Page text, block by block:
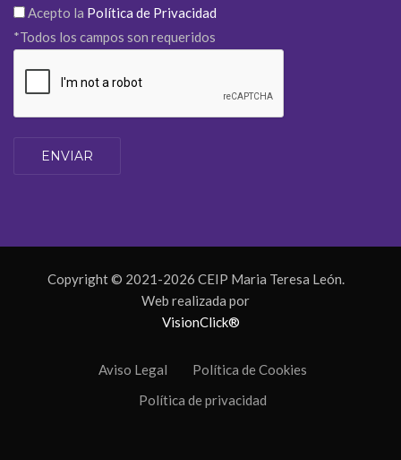
Acepto la Política de Privacidad
*Todos los campos son requeridos
ENVIAR
Copyright © 2021-2026 CEIP Maria Teresa León.
Web realizada por
VisionClick®
Aviso Legal
Política de Cookies
Política de privacidad